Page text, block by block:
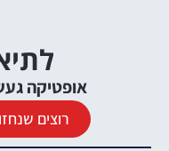
אופטיקה געש
רוצים